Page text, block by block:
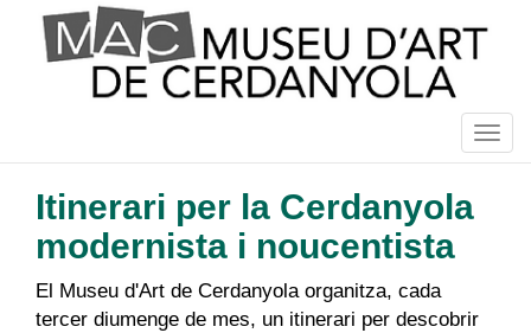
contingut
Itinerari per la Cerdanyola
modernista i noucentista
El Museu d'Art de Cerdanyola organitza, cada
tercer diumenge de mes, un itinerari per descobrir